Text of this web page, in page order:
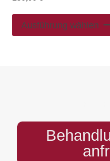
Ausführung wählen